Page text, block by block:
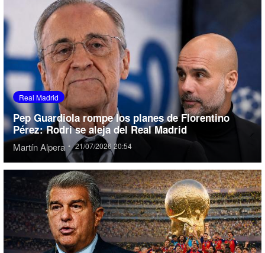
Real Madrid
Pep Guardiola rompe los planes de Florentino
Pérez: Rodri se aleja del Real Madrid
Martín Alpera • 21/07/2026 20:54